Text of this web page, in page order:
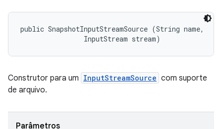
public SnapshotInputStreamSource (String name,
                InputStream stream)
Construtor para um InputStreamSource com suporte
de arquivo.
Parâmetros